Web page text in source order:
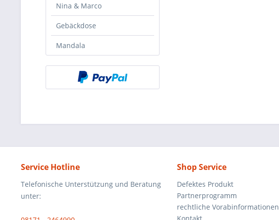
Nina & Marco
Gebäckdose
Mandala
Service Hotline
Telefonische Unterstützung und Beratung
unter:
Shop Service
Defektes Produkt
Partnerprogramm
rechtliche Vorabinformationen